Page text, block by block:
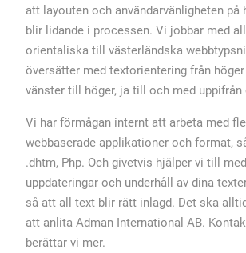
att layouten och användarvänligheten på
blir lidande i processen. Vi jobbar med
orientaliska till västerländska
översätter med textorientering från
vänster till höger, ja till och med uppifrån
Vi har förmågan internt att arbeta med
webbaserade applikationer och format,
.dhtm, Php. Och givetvis hjälper vi till
uppdateringar och underhåll av dina
så att all text blir rätt inlagd. Det ska
att anlita Adman International AB.
berättar vi mer.